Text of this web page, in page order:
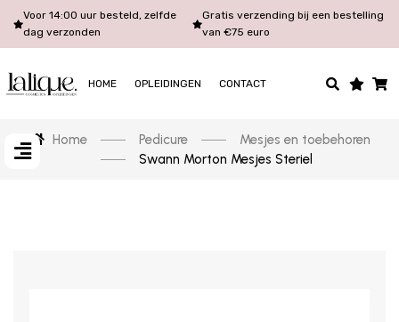
Voor 14:00 uur besteld, zelfde
dag verzonden
Gratis verzending bij een bestelling
van €75 euro
HOME OPLEIDINGEN CONTACT
Home Pedicure
Mesjes en toebehoren
Swann Morton Mesjes Steriel